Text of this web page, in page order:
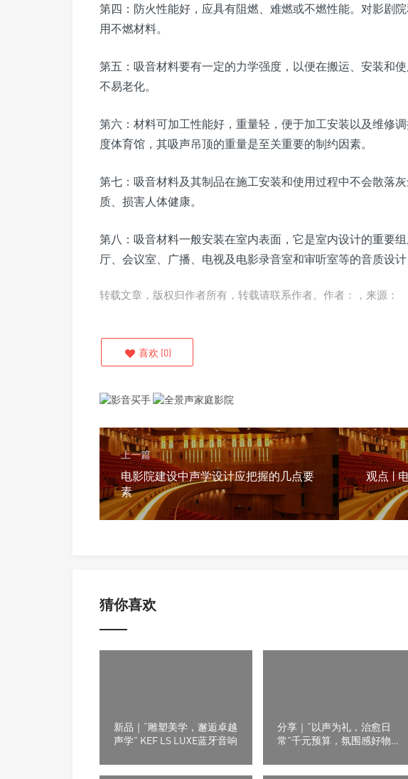
第四：防火性能好，应具有阻燃、难燃或不燃性能。对影剧
用不燃材料。
第五：吸音材料要有一定的力学强度，以便在搬运、安装和
不易老化。
第六：材料可加工性能好，重量轻，便于加工安装以及维修
度体育馆，其吸声吊顶的重量是至关重要的制约因素。
第七：吸音材料及其制品在施工安装和使用过程中不会散落
质、损害人体健康。
第八：吸音材料一般安装在室内表面，它是室内设计的重要
厅、会议室、广播、电视及电影录音室和审听室等的音质设计
转载文章，版权归作者所有，转载请联系作者。作者：，来源：
喜欢 (0)
上一篇
电影院建设中声学设计应把握的几点要
素
观点 |
猜你喜欢
新品｜“雕塑美学，邂逅卓越
声学” KEF LS LUXE蓝牙音响
分享｜“以声为礼，治愈日
常”千元预算，氛围感好物推